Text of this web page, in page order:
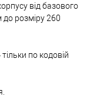
від базового
розміру 260
по кодовій